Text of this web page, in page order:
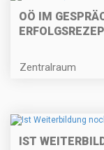
OÖ IM
Zentralraum
IST